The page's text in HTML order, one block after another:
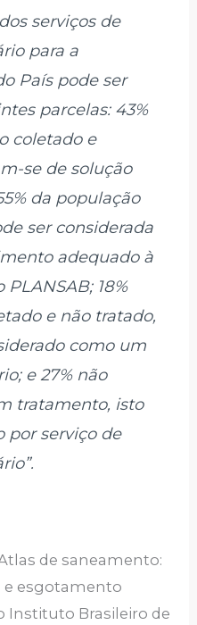
serviços de
para a
País pode ser
parcelas: 43%
coletado e
se de solução
da população
ser considerada
adequado à
18%
e não tratado,
como um
e 27% não
tratamento, isto
por serviço de
de saneamento:
e esgotamento
Instituto Brasileiro de